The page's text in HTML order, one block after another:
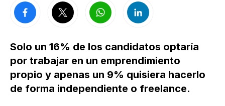
Solo un 16% de los candidatos optaría
por trabajar en un emprendimiento
propio y apenas un 9% quisiera hacerlo
de forma independiente o freelance.